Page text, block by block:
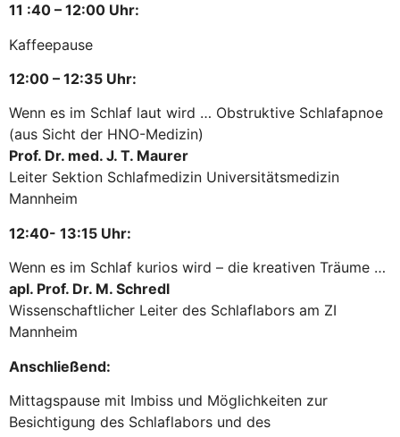
11 :40 – 12:00 Uhr:
Kaffeepause
12:00 – 12:35 Uhr:
Wenn es im Schlaf laut wird … Obstruktive Schlafapnoe
(aus Sicht der HNO-Medizin)
Prof. Dr. med. J. T. Maurer
Leiter Sektion Schlafmedizin Universitätsmedizin
Mannheim
12:40- 13:15 Uhr:
Wenn es im Schlaf kurios wird – die kreativen Träume …
apl. Prof. Dr. M. Schredl
Wissenschaftlicher Leiter des Schlaflabors am ZI
Mannheim
Anschließend:
Mittagspause mit Imbiss und Möglichkeiten zur
Besichtigung des Schlaflabors und des